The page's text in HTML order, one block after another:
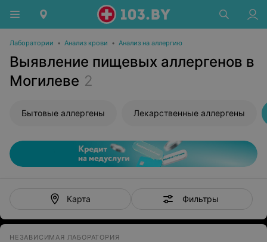
Лаборатории • Анализ крови • Анализ на аллергию
Выявление пищевых аллергенов в
Могилеве 2
Бытовые аллергены Лекарственные аллергены
Карта Фильтры
НЕЗАВИСИМАЯ ЛАБОРАТОРИЯ